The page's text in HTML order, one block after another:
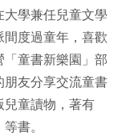
大學兼任兒童文學
度過童年，喜歡
「童書新樂園」部
朋友分享交流童書
兒童讀物，著有
書。